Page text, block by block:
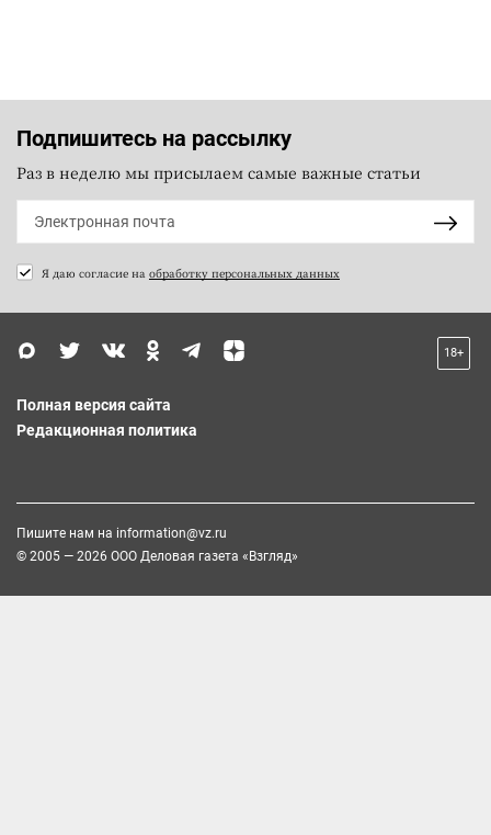
Подпишитесь на рассылку
Раз в неделю мы присылаем самые важные статьи
Я даю согласие на обработку персональных данных
18+
Полная версия сайта
Редакционная политика
Пишите нам на information@vz.ru
© 2005 — 2026 ООО Деловая газета «Взгляд»